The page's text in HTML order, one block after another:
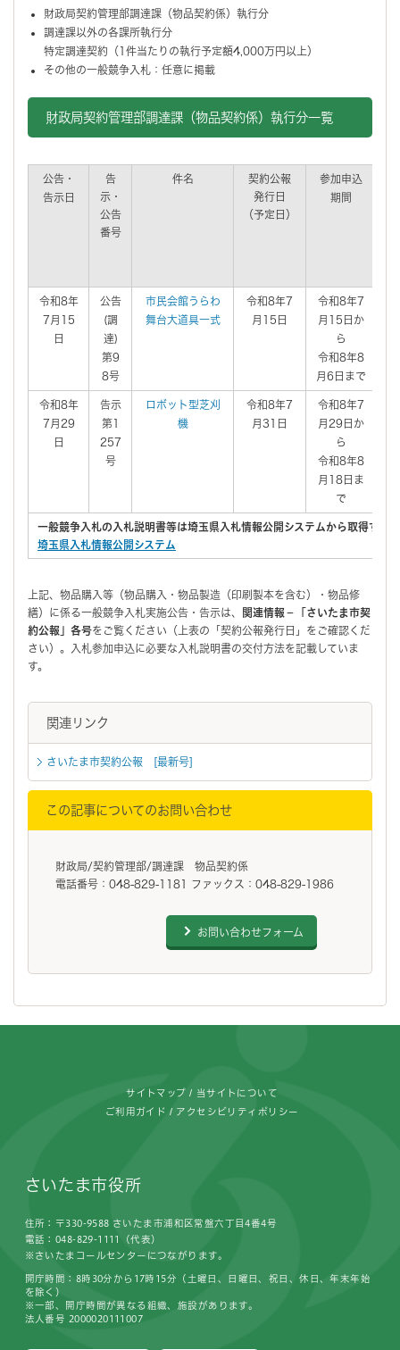
財政局契約管理部調達課（物品契約係）執行分
調達課以外の各課所執行分
特定調達契約（1件当たりの執行予定額4,000万円以上）
その他の一般競争入札：任意に掲載
財政局契約管理部調達課（物品契約係）執行分一覧
公告・
告示日
告
示・
公告
番号
件名
契約公報
発行日
（予定日）
参加申込
期間
令和8年
7月15
日
公告
(調
達)
第9
8号
市民会館うらわ
舞台大道具一式
令和8年7
月15日
令和8年7
月15日か
ら
令和8年8
月6日まで
令和8年
7月29
日
告示
第1
257
号
ロボット型芝刈
機
令和8年7
月31日
令和8年7
月29日か
ら
令和8年8
月18日ま
で
一般競争入札の入札説明書等は埼玉県入札情報公開システムから取得する
埼玉県入札情報公開システム
上記、物品購入等（物品購入・物品製造（印刷製本を含む）・物品修
繕）に係る一般競争入札実施公告・告示は、
関連情報－「さいたま市契
約公報」各号をご覧ください（上表の「契約公報発行日」をご確認くだ
さい）。入札参加申込に必要な入札説明書の交付方法を記載していま
す。
関連リンク
さいたま市契約公報 [最新号]
この記事についてのお問い合わせ
財政局/契約管理部/調達課 物品契約係
電話番号：048-829-1181 ファックス：048-829-1986
お問い合わせフォーム
サイトマップ 当サイトについて
ご利用ガイド アクセシビリティポリシー
さいたま市役所
住所：〒330-9588 さいたま市浦和区常盤六丁目4番4号
電話：048-829-1111（代表）
※さいたまコールセンターにつながります。
開庁時間：8時30分から17時15分（土曜日、日曜日、祝日、休日、年末年始
を除く）
※一部、開庁時間が異なる組織、施設があります。
法人番号 2000020111007